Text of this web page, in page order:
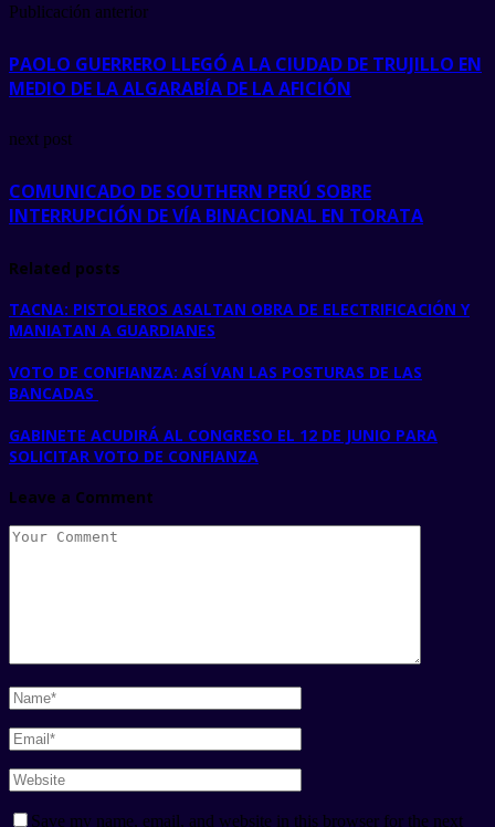
Publicación anterior
PAOLO GUERRERO LLEGÓ A LA CIUDAD DE TRUJILLO EN
MEDIO DE LA ALGARABÍA DE LA AFICIÓN
next post
COMUNICADO DE SOUTHERN PERÚ SOBRE
INTERRUPCIÓN DE VÍA BINACIONAL EN TORATA
Related posts
TACNA: PISTOLEROS ASALTAN OBRA DE ELECTRIFICACIÓN Y
MANIATAN A GUARDIANES
VOTO DE CONFIANZA: ASÍ VAN LAS POSTURAS DE LAS
BANCADAS
GABINETE ACUDIRÁ AL CONGRESO EL 12 DE JUNIO PARA
SOLICITAR VOTO DE CONFIANZA
Leave a Comment
Save my name, email, and website in this browser for the next